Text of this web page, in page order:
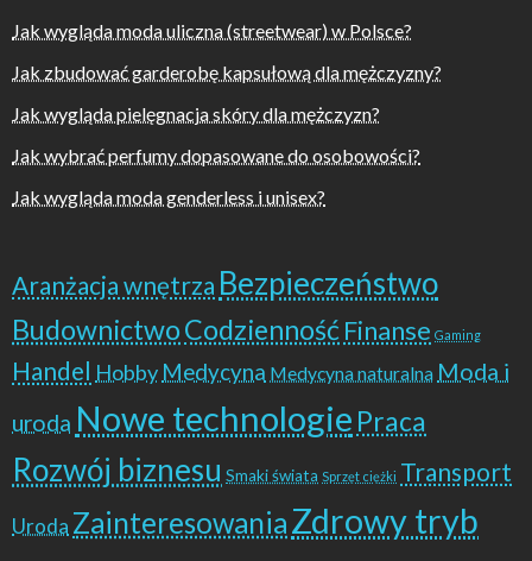
Jak wygląda moda uliczna (streetwear) w Polsce?
Jak zbudować garderobę kapsułową dla mężczyzny?
Jak wygląda pielęgnacja skóry dla mężczyzn?
Jak wybrać perfumy dopasowane do osobowości?
Jak wygląda moda genderless i unisex?
Aranżacja wnętrza Bezpieczeństwo
BudownictwoCodziennośćFinanse Gaming
Handel Hobby Medycyna Medycyna naturalna Moda i
uroda Nowe technologie Praca
Rozwój biznesu Smaki świata Sprzęt ciężki Transport
Uroda ZainteresowaniaZdrowy tryb